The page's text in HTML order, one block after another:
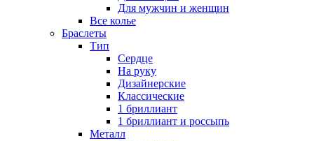
Для мужчин и женщин
Все колье
Браслеты
Тип
Сердце
На руку
Дизайнерские
Классические
1 бриллиант
1 бриллиант и россыпь
Металл